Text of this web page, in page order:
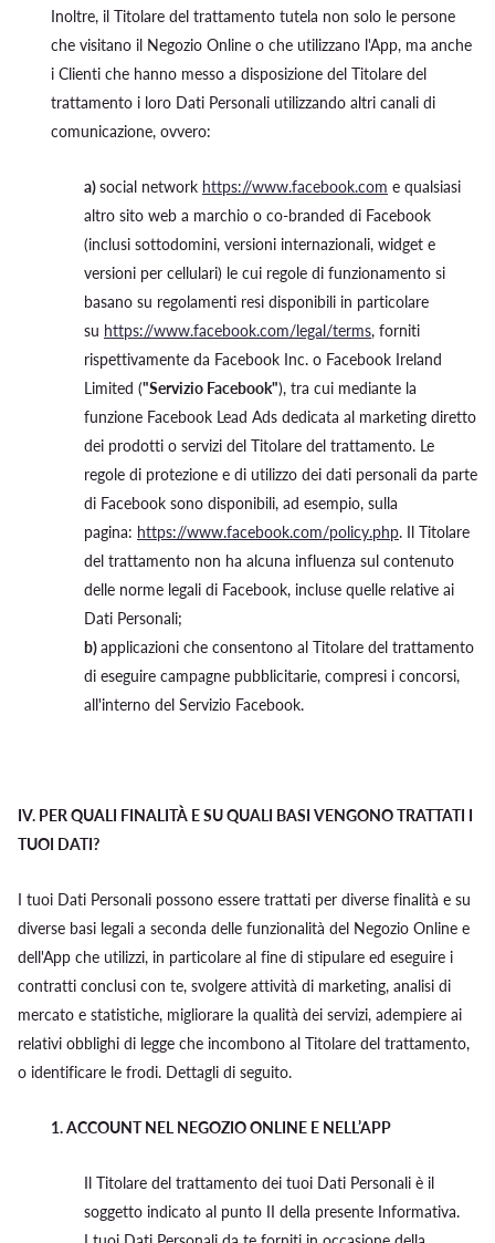
Inoltre, il Titolare del trattamento tutela non solo le persone
che visitano il Negozio Online o che utilizzano l'App, ma anche
i Clienti che hanno messo a disposizione del Titolare del
trattamento i loro Dati Personali utilizzando altri canali di
comunicazione, ovvero:
a)social network https://www.facebook.com e qualsiasi
altro sito web a marchio o co-branded di Facebook
(inclusi sottodomini, versioni internazionali, widget e
versioni per cellulari) le cui regole di funzionamento si
basano su regolamenti resi disponibili in particolare
su https://www.facebook.com/legal/terms, forniti
rispettivamente da Facebook Inc. o Facebook Ireland
Limited ("Servizio Facebook"), tra cui mediante la
funzione Facebook Lead Ads dedicata al marketing diretto
dei prodotti o servizi del Titolare del trattamento. Le
regole di protezione e di utilizzo dei dati personali da parte
di Facebook sono disponibili, ad esempio, sulla
pagina: https://www.facebook.com/policy.php. Il Titolare
del trattamento non ha alcuna influenza sul contenuto
delle norme legali di Facebook, incluse quelle relative ai
Dati Personali;
b)applicazioni che consentono al Titolare del trattamento
di eseguire campagne pubblicitarie, compresi i concorsi,
all'interno del Servizio Facebook.
IV. PER QUALI FINALITÀ E SU QUALI BASI VENGONO TRATTATI I
TUOI DATI?
I tuoi Dati Personali possono essere trattati per diverse finalità e su
diverse basi legali a seconda delle funzionalità del Negozio Online e
dell'App che utilizzi, in particolare al fine di stipulare ed eseguire i
contratti conclusi con te, svolgere attività di marketing, analisi di
mercato e statistiche, migliorare la qualità dei servizi, adempiere ai
relativi obblighi di legge che incombono al Titolare del trattamento,
o identificare le frodi. Dettagli di seguito.
1.ACCOUNT NEL NEGOZIO ONLINE E NELL’APP
Il Titolare del trattamento dei tuoi Dati Personali è il
soggetto indicato al punto II della presente Informativa.